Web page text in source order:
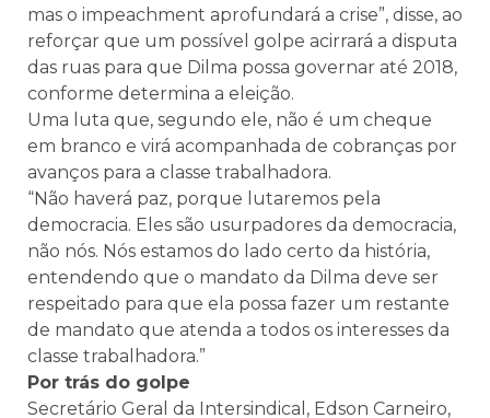
mas o impeachment aprofundará a crise”, disse, ao
reforçar que um possível golpe acirrará a disputa
das ruas para que Dilma possa governar até 2018,
conforme determina a eleição.
Uma luta que, segundo ele, não é um cheque
em branco e virá acompanhada de cobranças por
avanços para a classe trabalhadora.
“Não haverá paz, porque lutaremos pela
democracia. Eles são usurpadores da democracia,
não nós. Nós estamos do lado certo da história,
entendendo que o mandato da Dilma deve ser
respeitado para que ela possa fazer um restante
de mandato que atenda a todos os interesses da
classe trabalhadora.”
Por trás do golpe
Secretário Geral da Intersindical, Edson Carneiro,